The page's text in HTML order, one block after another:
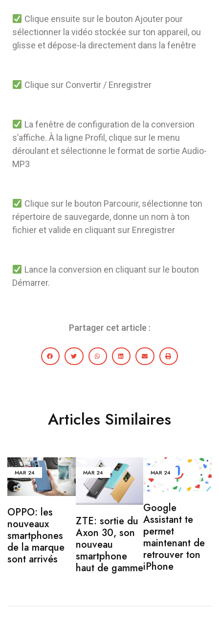
Clique ensuite sur le bouton Ajouter pour
sélectionner la vidéo stockée sur ton appareil, ou
glisse et dépose-la directement dans la fenêtre
Clique sur Convertir / Enregistrer
La fenêtre de configuration de la conversion
s’affiche. À la ligne Profil, clique sur le menu
déroulant et sélectionne le format de sortie Audio-
MP3
Clique sur le bouton Parcourir, sélectionne ton
répertoire de sauvegarde, donne un nom à ton
fichier et valide en cliquant sur Enregistrer
Lance la conversion en cliquant sur le bouton
Démarrer.
Partager cet article :
Articles Similaires
MAR 24
OPPO: les
nouveaux
smartphones
de la marque
sont arrivés
MAR 24
ZTE: sortie du
Axon 30, son
nouveau
smartphone
haut de gamme
MAR 24
Google
Assistant te
permet
maintenant de
retrouver ton
iPhone